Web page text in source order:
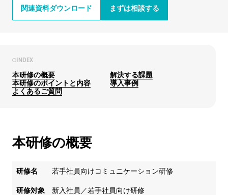
関連資料ダウンロード まずは相談する
INDEX
本研修の概要
解決する課題
本研修のポイントと内容
導入事例
よくあるご質問
本研修の概要
研修名 若手社員向けコミュニケーション研修
研修対象 新入社員／若手社員向け研修